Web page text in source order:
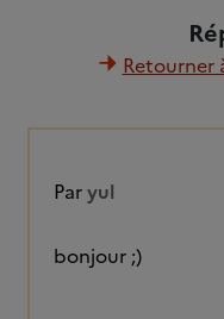
Retourner
Paryul
bonjour ;)